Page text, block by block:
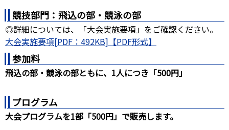
競技部門：飛込の部・競泳の部
◎詳細については、「大会実施要項」をご確認ください。
大会実施要項[PDF：492KB]
参加料
飛込の部・競泳の部ともに、1人につき「500円」
プログラム
大会プログラムを1部「500円」で販売します。